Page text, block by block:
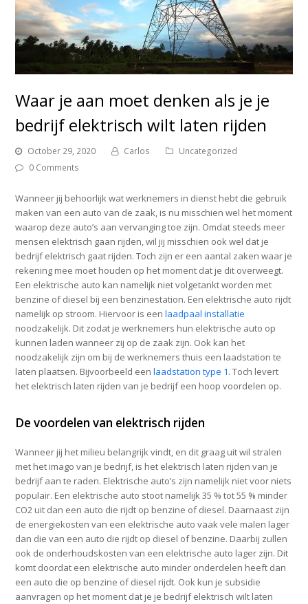
Waar je aan moet denken als je je
bedrijf elektrisch wilt laten rijden
October 29, 2020 Carlos
Uncategorized
0 Comments
Wanneer jij behoorlijk wat werknemers in dienst hebt die gebruik
maken van een auto van de zaak, is nu misschien wel het moment
waarop deze auto’s aan vervanging toe zijn. Omdat steeds meer
mensen elektrisch gaan rijden, wil jij misschien ook wel dat je
bedrijf elektrisch gaat rijden. Toch zijn er een aantal zaken waar je
rekening mee moet houden op het moment dat je dit overweegt.
Een elektrische auto kan namelijk niet volgetankt worden met
benzine of diesel bij een benzinestation. Een elektrische auto rijdt
namelijk op stroom. Hiervoor is eenlaadpaal installatie
noodzakelijk. Dit zodat je werknemers hun elektrische auto op
kunnen laden wanneer zij op de zaak zijn. Ook kan het
noodzakelijk zijn om bij de werknemers thuis een laadstation te
laten plaatsen. Bijvoorbeeld eenlaadstation type 1. Toch levert
het elektrisch laten rijden van je bedrijf een hoop voordelen op.
De voordelen van elektrisch rijden
Wanneer jij het milieu belangrijk vindt, en dit graag uit wil stralen
met het imago van je bedrijf, is het elektrisch laten rijden van je
bedrijf aan te raden. Elektrische auto’s zijn namelijk niet voor niets
populair. Een elektrische auto stoot namelijk 35 % tot 55 % minder
CO2 uit dan een auto die rijdt op benzine of diesel. Daarnaast zijn
de energiekosten van een elektrische auto vaak vele malen lager
dan die van een auto die rijdt op diesel of benzine. Daarbij zullen
ook de onderhoudskosten van een elektrische auto lager zijn. Dit
komt doordat een elektrische auto minder onderdelen heeft dan
een auto die op benzine of diesel rijdt. Ook kun je subsidie
aanvragen op het moment dat je je bedrijf elektrisch wilt laten